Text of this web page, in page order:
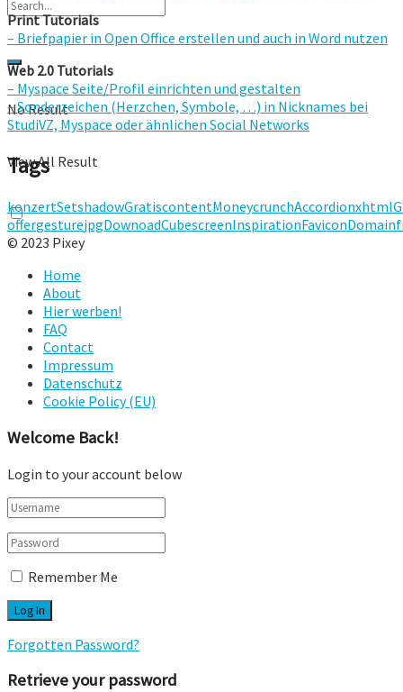
No Result
View All Result
Print Tutorials
– Briefpapier in Open Office erstellen und auch in Word nutzen
Web 2.0 Tutorials
– Myspace Seite/Profil einrichten und gestalten
– Sonderzeichen (Herzchen, Symbole, …) in Nicknames bei
StudiVZ, Myspace oder ähnlichen Social Networks
Tags
konzertSetshadowGratiscontentMoneycrunchAccordionxhtml
offergesturejpgDownoadCubescreenInspirationFavicon
© 2023 Pixey
Home
About
Hier werben!
FAQ
Contact
Impressum
Datenschutz
Cookie Policy (EU)
Welcome Back!
Login to your account below
Remember Me
Forgotten Password?
Retrieve your password